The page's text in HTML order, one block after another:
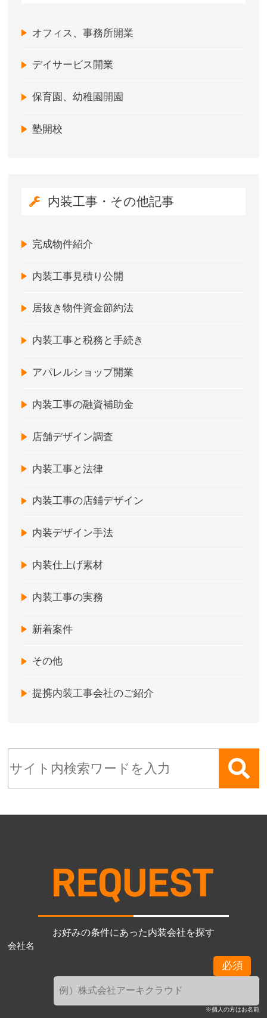
オフィス、事務所開業
デイサービス開業
保育園、幼稚園開園
塾開校
内装工事・その他記事
完成物件紹介
内装工事見積り公開
居抜き物件資金節約法
内装工事と税務と手続き
アパレルショップ開業
内装工事の融資補助金
店舗デザイン調査
内装工事と法律
内装工事の店鋪デザイン
内装デザイン手法
内装仕上げ素材
内装工事の実務
新着案件
その他
提携内装工事会社のご紹介
お好みの条件にあった内装会社を探す
会社名
必須
※個人の方はお名前